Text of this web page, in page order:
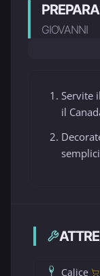
GIOVANNI
Servite
il
Calice